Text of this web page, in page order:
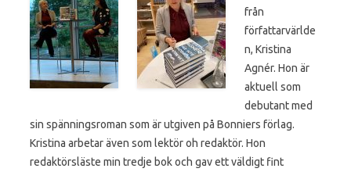
från
författarvärlde
n, Kristina
Agnér. Hon är
aktuell som
debutant med
sin spänningsroman som är utgiven på Bonniers förlag.
Kristina arbetar även som lektör oh redaktör. Hon
redaktörsläste min tredje bok och gav ett väldigt fint